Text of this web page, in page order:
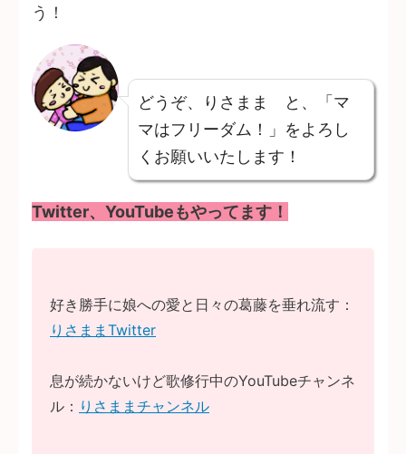
う！
どうぞ、りさまま と、「マ
マはフリーダム！」をよろし
くお願いいたします！
Twitter、YouTubeもやってます！
好き勝手に娘への愛と日々の葛藤を垂れ流す：
りさままTwitter
息が続かないけど歌修行中のYouTubeチャンネ
ル： りさままチャンネル